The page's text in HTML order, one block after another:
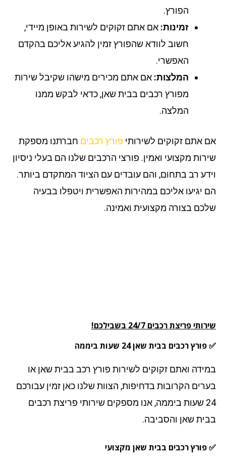
הפורץ.
זמינות:אם אתם זקוקים לשירות באופן מיידי,
חשוב לוודא שהפורץ זמין להגיע אליכם בהקדם
האפשרי.
המלצות:אם אתם מכירים מישהו שקיבל שירות
מפורץ רכבים בבית שאן, כדאי לבקש ממנו
המלצה.
אתם זקוקים לשירותיפורץ רכביםחברתנו מספקת
מקצועי ואמין. פורצי הרכבים שלנו הם בעלי ניסיון
רב בתחום, והם עובדים עם הציוד המתקדם ביותר.
יגיעו אליכם במהירות האפשרית ויטפלו בבעיה
בצורה מקצועית ואמינה.
פריצת רכבים 24/7 בשבילכם!
רכבים בבית שאן 24 שעות ביממה
ואתם זקוקים לשירות פורץ רכב בבית שאן או
הקרובות בדחיפות, הצוות שלנו כאן זמין עבורכם
24 שעות ביממה, אנו מספקים שירותי פריצת רכבים
שאן והסביבה.
פורץ רכבים בבית שאן מקצועי